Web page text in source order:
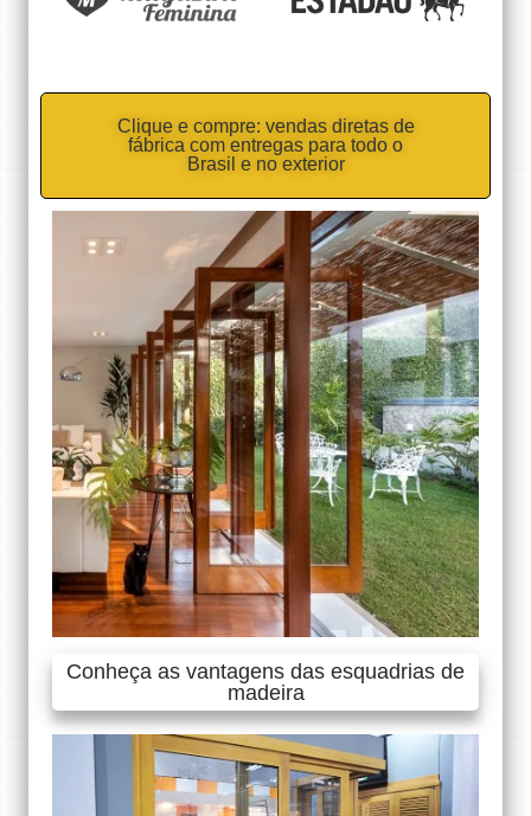
Clique e compre: vendas diretas de
fábrica com entregas para todo o
Brasil e no exterior
Conheça as vantagens das esquadrias de
madeira